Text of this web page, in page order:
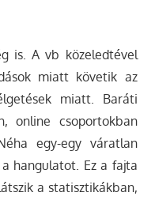
is. A vb közeledtével
miatt követik az
miatt. Baráti
online csoportokban
egy-egy váratlan
hangulatot. Ez a fajta
a statisztikákban,